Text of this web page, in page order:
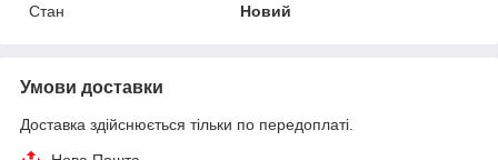
Стан
Новий
Умови доставки
Доставка здійснюється тільки по передоплаті.